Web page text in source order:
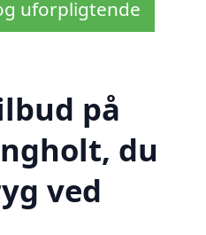
uforpligtende
på
du
ved